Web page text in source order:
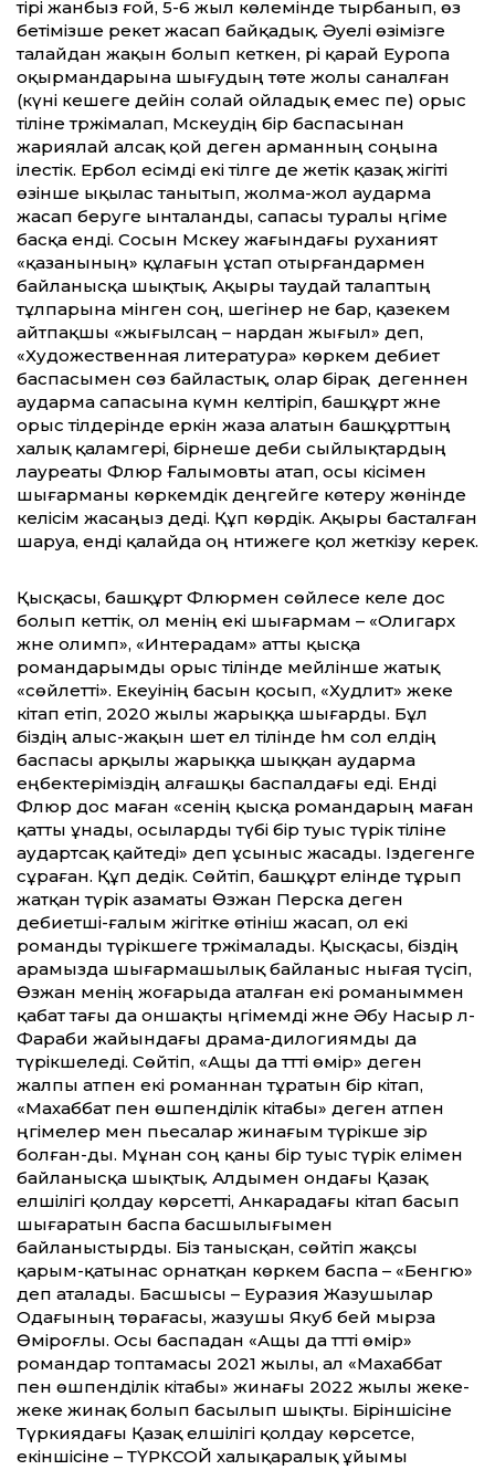
тірі жанбыз ғой, 5-6 жыл көлемінде тырбанып, өз
бетімізше әрекет жасап байқадық. Әуелі өзімізге
талайдан жақын болып кеткен, әрі қарай Еуропа
оқырмандарына шығудың төте жолы саналған
(күні кешеге дейін солай ойладық емес пе) орыс
тіліне тәржімалап, Мәскеудің бір баспасынан
жариялай алсақ қой деген арманның соңына
ілестік. Ербол есімді екі тілге де жетік қазақ жігіті
өзінше ықылас танытып, жолма-жол аударма
жасап беруге ынталанды, сапасы туралы әңгіме
басқа енді. Сосын Мәскеу жағындағы руханият
«қазанының» құлағын ұстап отырғандармен
байланысқа шықтық. Ақыры таудай талаптың
тұлпарына мінген соң, шегінер не бар, қазекем
айтпақшы «жығылсаң – нардан жығыл» деп,
«Художественная литература» көркем әдебиет
баспасымен сөз байластық, олар бірақ ә дегеннен
аударма сапасына күмән келтіріп, башқұрт және
орыс тілдерінде еркін жаза алатын башқұрттың
халық қаламгері, бірнеше әдеби сыйлықтардың
лауреаты Флюр Ғалымовты атап, осы кісімен
шығарманы көркемдік деңгейге көтеру жөнінде
келісім жасаңыз деді. Құп көрдік. Ақыры басталған
шаруа, енді қалайда оң нәтижеге қол жеткізу керек.
Қысқасы, башқұрт Флюрмен сөйлесе келе дос
болып кеттік, ол менің екі шығармам – «Олигарх
және олимп», «Интерадам» атты қысқа
романдарымды орыс тілінде мейлінше жатық
«сөйлетті». Екеуінің басын қосып, «Худлит» жеке
кітап етіп, 2020 жылы жарыққа шығарды. Бұл
біздің алыс-жақын шет ел тілінде һәм сол елдің
баспасы арқылы жарыққа шыққан аударма
еңбектеріміздің алғашқы баспалдағы еді. Енді
Флюр дос маған «сенің қысқа романдарың маған
қатты ұнады, осыларды түбі бір туыс түрік тіліне
аудартсақ қайтеді» деп ұсыныс жасады. Іздегенге
сұраған. Құп дедік. Сөйтіп, башқұрт елінде тұрып
жатқан түрік азаматы Өзжан Перска деген
әдебиетші-ғалым жігітке өтініш жасап, ол екі
романды түрікшеге тәржімалады. Қысқасы, біздің
арамызда шығармашылық байланыс нығая түсіп,
Өзжан менің жоғарыда аталған екі романыммен
қабат тағы да оншақты әңгімемді және Әбу Насыр әл-
Фараби жайындағы драма-дилогиямды да
түрікшеледі. Сөйтіп, «Ащы да тәтті өмір» деген
жалпы атпен екі романнан тұратын бір кітап,
«Махаббат пен өшпенділік кітабы» деген атпен
әңгімелер мен пьесалар жинағым түрікше әзір
болған-ды. Мұнан соң қаны бір туыс түрік елімен
байланысқа шықтық. Алдымен ондағы Қазақ
елшілігі қолдау көрсетті, Анкарадағы кітап басып
шығаратын баспа басшылығымен
байланыстырды. Біз танысқан, сөйтіп жақсы
қарым-қатынас орнатқан көркем баспа – «Бенгю»
деп аталады. Басшысы – Еуразия Жазушылар
Одағының төрағасы, жазушы Якуб бей мырза
Өміроғлы. Осы баспадан «Ащы да тәтті өмір»
романдар топтамасы 2021 жылы, ал «Махаббат
пен өшпенділік кітабы» жинағы 2022 жылы жеке-
жеке жинақ болып басылып шықты. Біріншісіне
Түркиядағы Қазақ елшілігі қолдау көрсетсе,
екіншісіне – ТҮРКСОЙ халықаралық ұйымы